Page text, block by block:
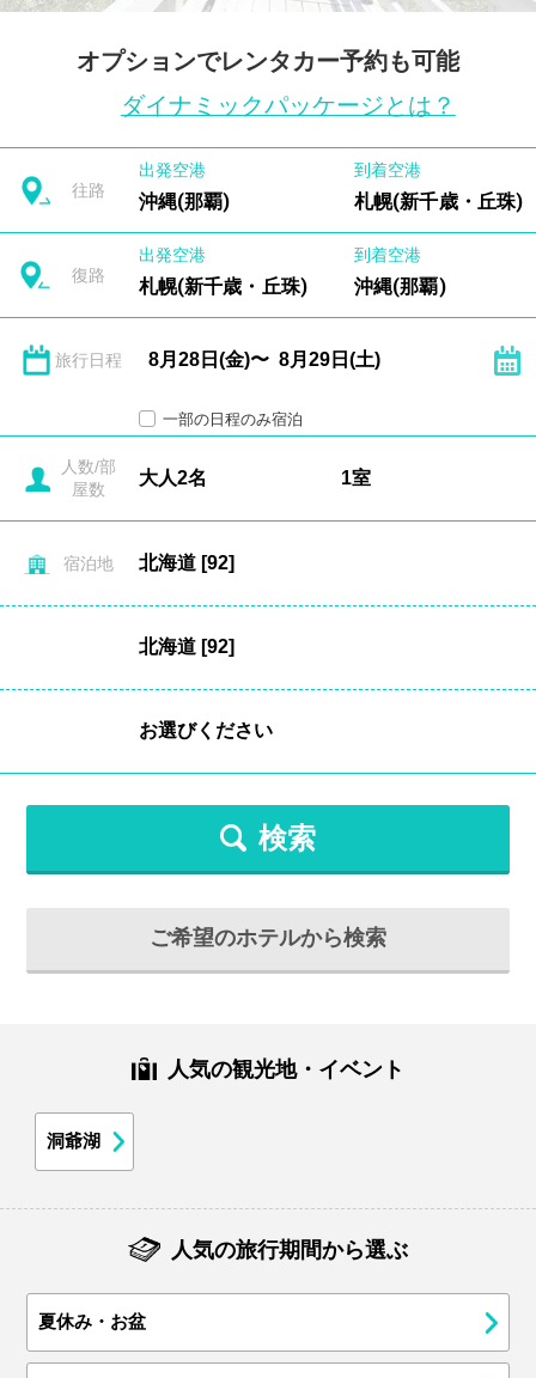
オプションでレンタカー予約も可能
ダイナミックパッケージとは？
往路
出発空港
沖縄(那覇)
到着空港
札幌(新千歳・丘珠)
復路
出発空港
札幌(新千歳・丘珠)
到着空港
沖縄(那覇)
旅行日程
一部の日程のみ宿泊
人数/部
屋数
宿泊地
検索
ご希望のホテルから検索
人気の観光地・イベント
洞爺湖
人気の旅行期間から選ぶ
夏休み・お盆